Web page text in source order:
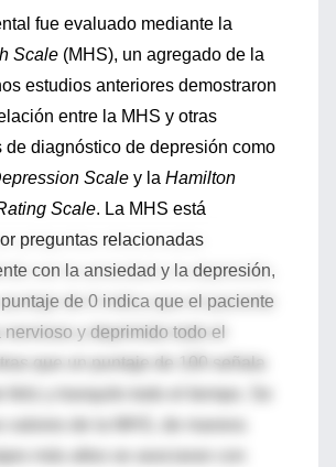
fue evaluado mediante la
Scale (MHS), un agregado de la
estudios anteriores demostraron
entre la MHS y otras
de diagnóstico de depresión como
Scale y la Hamilton
Scale. La MHS está
preguntas relacionadas
con la ansiedad y la depresión,
de 0 indica que el paciente
y deprimido todo el
que un puntaje de 100 señala
feliz y tranquilo todo el tiempo. Se
más altos se asociaran con